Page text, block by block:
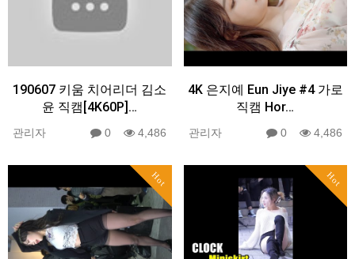
190607 키움 치어리더 김소
윤 직캠[4K60P]…
관리자 0 4,486
4K 은지예 Eun Jiye #4 가로
직캠 Hor…
관리자 0 4,486
Hot Hot